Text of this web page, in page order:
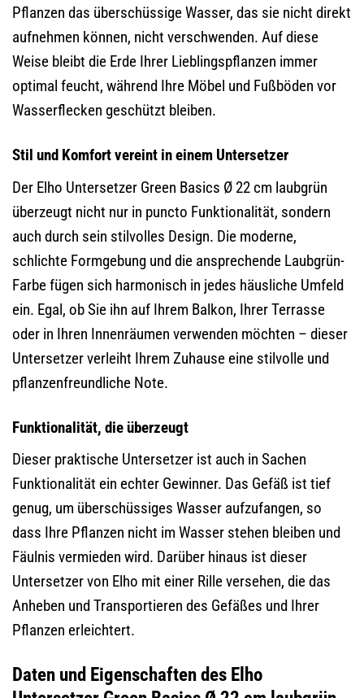
Pflanzen das überschüssige Wasser, das sie nicht direkt
aufnehmen können, nicht verschwenden. Auf diese
Weise bleibt die Erde Ihrer Lieblingspflanzen immer
optimal feucht, während Ihre Möbel und Fußböden vor
Wasserflecken geschützt bleiben.
Stil und Komfort vereint in einem Untersetzer
Der Elho Untersetzer Green Basics Ø 22 cm laubgrün
überzeugt nicht nur in puncto Funktionalität, sondern
auch durch sein stilvolles Design. Die moderne,
schlichte Formgebung und die ansprechende Laubgrün-
Farbe fügen sich harmonisch in jedes häusliche Umfeld
ein. Egal, ob Sie ihn auf Ihrem Balkon, Ihrer Terrasse
oder in Ihren Innenräumen verwenden möchten – dieser
Untersetzer verleiht Ihrem Zuhause eine stilvolle und
pflanzenfreundliche Note.
Funktionalität, die überzeugt
Dieser praktische Untersetzer ist auch in Sachen
Funktionalität ein echter Gewinner. Das Gefäß ist tief
genug, um überschüssiges Wasser aufzufangen, so
dass Ihre Pflanzen nicht im Wasser stehen bleiben und
Fäulnis vermieden wird. Darüber hinaus ist dieser
Untersetzer von Elho mit einer Rille versehen, die das
Anheben und Transportieren des Gefäßes und Ihrer
Pflanzen erleichtert.
Daten und Eigenschaften des Elho